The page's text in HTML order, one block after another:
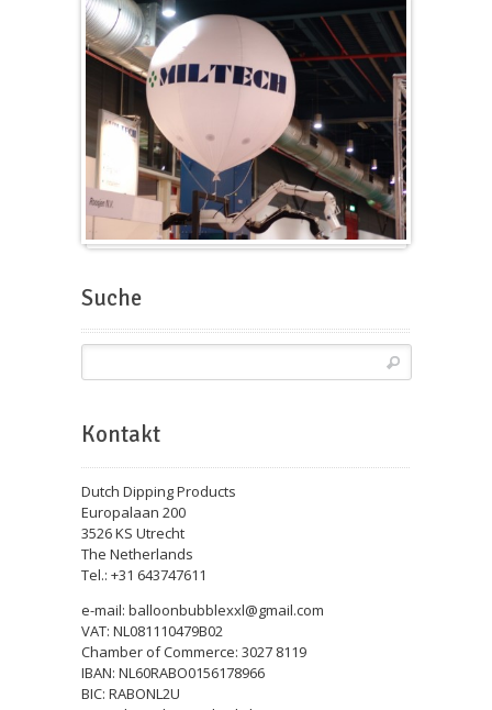
Suche
Kontakt
Dutch Dipping Products
Europalaan 200
3526 KS Utrecht
The Netherlands
Tel.: +31 643747611
e-mail: balloonbubblexxl@gmail.com
VAT: NL081110479B02
Chamber of Commerce: 3027 8119
IBAN: NL60RABO0156178966
BIC: RABONL2U